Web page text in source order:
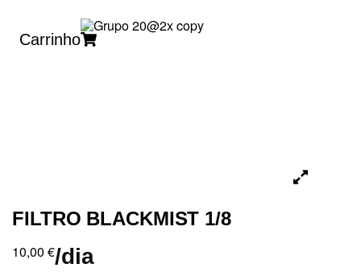
Carrinho
FILTRO BLACKMIST 1/8
10,00 €/dia